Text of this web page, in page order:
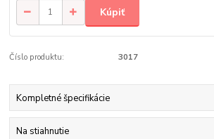
Kúpiť
Číslo produktu: 3017
Kompletné špecifikácie
Na stiahnutie